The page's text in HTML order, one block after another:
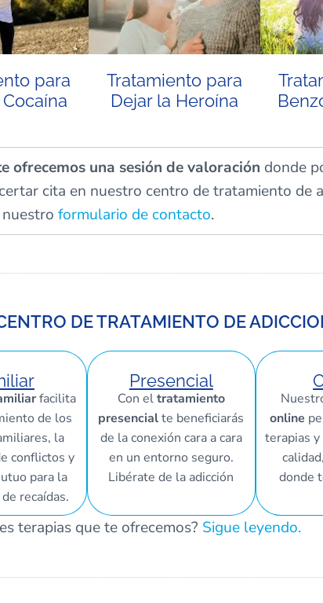
para
Tratamiento para
Dejar la Heroína
ofrecemos una sesión de valoración donde
cita en nuestro centro de tratamiento de
formulario de contacto.
DE TRATAMIENTO DE
facilita
de los
la
conflictos y
para la
recaídas.
Presencial
Con eltratamiento
presencialte beneficiarás
de la conexión cara a cara
en un entorno seguro.
Libérate de la adicción
online
terapias
donde
terapias que te ofrecemos? Sigue leyendo.